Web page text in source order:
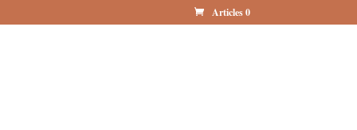
Articles 0